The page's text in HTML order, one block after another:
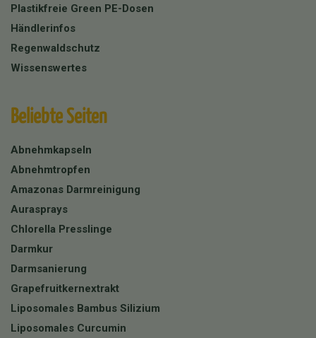
Plastikfreie Green PE-Dosen
Händlerinfos
Regenwaldschutz
Wissenswertes
Beliebte Seiten
Abnehmkapseln
Abnehmtropfen
Amazonas Darmreinigung
Aurasprays
Chlorella Presslinge
Darmkur
Darmsanierung
Grapefruitkernextrakt
Liposomales Bambus Silizium
Liposomales Curcumin